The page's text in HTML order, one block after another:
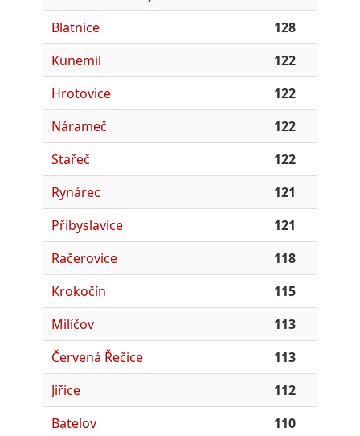
Blatnice
128
Kunemil
122
Hrotovice
122
Nárameč
122
Stařeč
122
Rynárec
121
Přibyslavice
121
Račerovice
118
Krokočín
115
Milíčov
113
Červená Řečice
113
Jiřice
112
Batelov
110